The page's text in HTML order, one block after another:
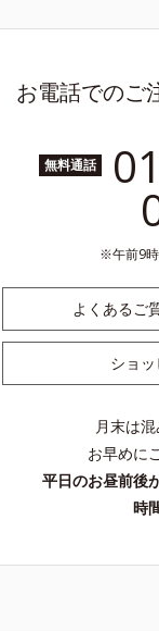
お電話でのご
無料通話
午前9
よくあるご
ショ
月末は
お早めに
平日のお昼前後
時